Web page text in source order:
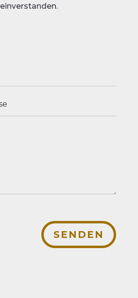
einverstanden.
SENDEN